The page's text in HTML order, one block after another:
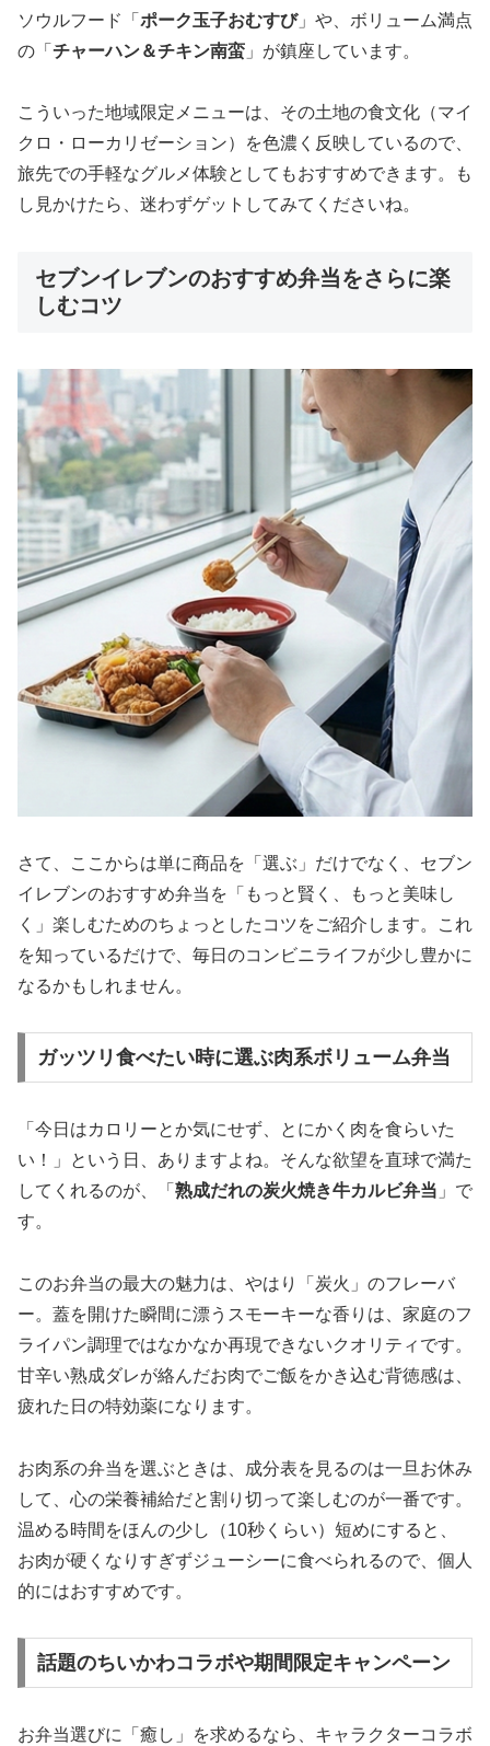
ソウルフード「 ポーク玉子おむすび」や、ボリューム満点
の「 チャーハン＆チキン南蛮 」が鎮座しています。
こういった地域限定メニューは、その土地の食文化（マイ
クロ・ローカリゼーション）を色濃く反映しているので、
旅先での手軽なグルメ体験としてもおすすめできます。も
し見かけたら、迷わずゲットしてみてくださいね。
セブンイレブンのおすすめ弁当をさらに楽
しむコツ
さて、ここからは単に商品を「選ぶ」だけでなく、セブン
イレブンのおすすめ弁当を「もっと賢く、もっと美味し
く」楽しむためのちょっとしたコツをご紹介します。これ
を知っているだけで、毎日のコンビニライフが少し豊かに
なるかもしれません。
ガッツリ食べたい時に選ぶ肉系ボリューム弁当
「今日はカロリーとか気にせず、とにかく肉を食らいた
い！」という日、ありますよね。そんな欲望を直球で満た
してくれるのが、「 熟成だれの炭火焼き牛カルビ弁当 」で
す。
このお弁当の最大の魅力は、やはり「炭火」のフレーバ
ー。蓋を開けた瞬間に漂うスモーキーな香りは、家庭のフ
ライパン調理ではなかなか再現できないクオリティです。
甘辛い熟成ダレが絡んだお肉でご飯をかき込む背徳感は、
疲れた日の特効薬になります。
お肉系の弁当を選ぶときは、成分表を見るのは一旦お休み
して、心の栄養補給だと割り切って楽しむのが一番です。
温める時間をほんの少し（10秒くらい）短めにすると、
お肉が硬くなりすぎずジューシーに食べられるので、個人
的にはおすすめです。
話題のちいかわコラボや期間限定キャンペーン
お弁当選びに「癒し」を求めるなら、キャラクターコラボ